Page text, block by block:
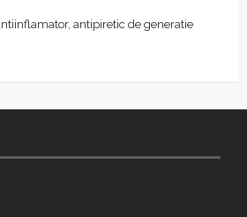
antipiretic de generatie